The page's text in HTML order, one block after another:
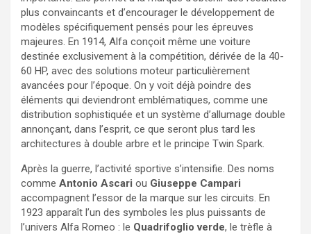
plus convaincants et d’encourager le développement de
modèles spécifiquement pensés pour les épreuves
majeures. En 1914, Alfa conçoit même une voiture
destinée exclusivement à la compétition, dérivée de la 40-
60 HP, avec des solutions moteur particulièrement
avancées pour l’époque. On y voit déjà poindre des
éléments qui deviendront emblématiques, comme une
distribution sophistiquée et un système d’allumage double
annonçant, dans l’esprit, ce que seront plus tard les
architectures à double arbre et le principe Twin Spark.
Après la guerre, l’activité sportive s’intensifie. Des noms
comme Antonio Ascari ou Giuseppe Campari
accompagnent l’essor de la marque sur les circuits. En
1923 apparaît l’un des symboles les plus puissants de
l’univers Alfa Romeo : le Quadrifoglio verde, le trèfle à